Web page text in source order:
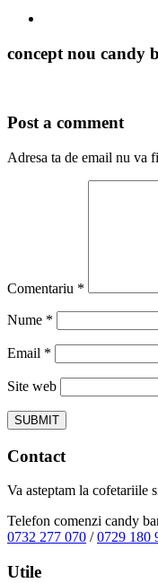
concept nou candy
Post a comment
Adresa ta de email nu va
Comentariu *
Nume *
Email *
Site web
Contact
Va asteptam la cofetariile
Telefon comenzi candy
0732 277 070 /0729 180
Utile